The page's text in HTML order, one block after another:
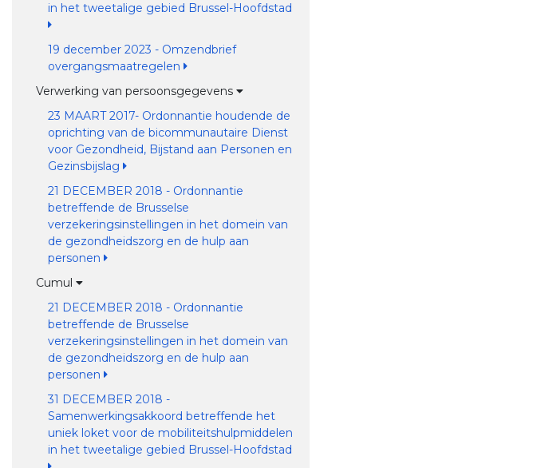
in het tweetalige gebied Brussel-Hoofdstad
19 december 2023 - Omzendbrief
overgangsmaatregelen
Verwerking van persoonsgegevens
23 MAART 2017- Ordonnantie houdende de
oprichting van de bicommunautaire Dienst
voor Gezondheid, Bijstand aan Personen en
Gezinsbijslag
21 DECEMBER 2018 - Ordonnantie
betreffende de Brusselse
verzekeringsinstellingen in het domein van
de gezondheidszorg en de hulp aan
personen
Cumul
21 DECEMBER 2018 - Ordonnantie
betreffende de Brusselse
verzekeringsinstellingen in het domein van
de gezondheidszorg en de hulp aan
personen
31 DECEMBER 2018 -
Samenwerkingsakkoord betreffende het
uniek loket voor de mobiliteitshulpmiddelen
in het tweetalige gebied Brussel-Hoofdstad